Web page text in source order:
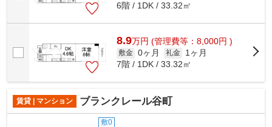
6階 / 1DK / 33.32㎡
8.9万円 (管理費等：8,000円 )
敷金 0ヶ月 礼金
1ヶ月
7階 / 1DK / 33.32㎡
賃貸 | マンション ブランクレール谷町
敷0